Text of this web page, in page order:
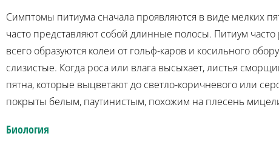
Симптомы питиума сначала проявляются в виде мелких
часто представляют собой длинные полосы. Питиум
всего образуются колеи от гольф-каров и косильного
слизистые. Когда роса или влага высыхает, листья
пятна, которые выцветают до светло-коричневого или
покрыты белым, паутинистым, похожим на плесень
Биология